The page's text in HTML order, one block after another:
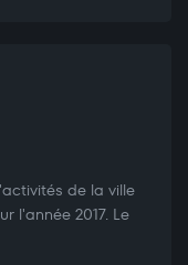
de la ville
l'année 2017. Le